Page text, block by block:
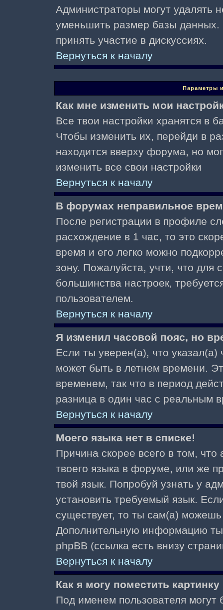
Администраторы могут удалять
уменьшить размер базы данных.
принять участие в дискуссиях.
Вернуться к началу
Параметры
Как мне изменить мои
Все твои настройки хранятся в
Чтобы изменить их, перейди в
находится вверху форума, но
изменить все свои настройки
Вернуться к началу
В форумах неправильное
После регистрации в профиле
расхождение в 1 час, то это
время и его легко можно
зону. Пожалуйста, учти, что для
большинства настроек,
пользователем.
Вернуться к началу
Я изменил часовой пояс, но
Если ты уверен(а), что
может быть в летнем времени.
временем, так что в период
разница в один час с реальным
Вернуться к началу
Моего языка нет в списке!
Причина скорее всего в том,
твоего языка в форуме, или же
твой язык. Попробуй узнать у
установить требуемый язык.
существует, то ты сам(а)
Дополнительную информацию
phpBB (ссылка есть внизу
Вернуться к началу
Как я могу поместить
Под именем пользователя могут